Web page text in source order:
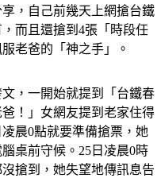
而且還搶到4張「時段任
老爸的「神之手」。
！」女網友提到老家住得
晨0點就要準備搶票，她
桌前守候。25日凌晨0時
搶到，她失望地傳訊息告
票的客運了。